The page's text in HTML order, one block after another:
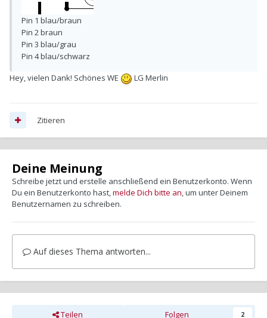
Pin 1 blau/braun
Pin 2 braun
Pin 3 blau/grau
Pin 4 blau/schwarz
Hey, vielen Dank! Schönes WE
LG Merlin
Zitieren
Deine Meinung
Schreibe jetzt und erstelle anschließend ein Benutzerkonto. Wenn
Du ein Benutzerkonto hast,melde Dich bitte an, um unter Deinem
Benutzernamen zu schreiben.
Auf dieses Thema antworten...
Teilen Folgen 2